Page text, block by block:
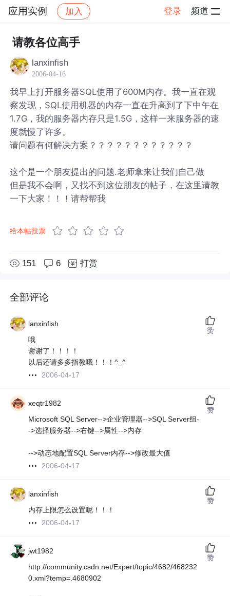
应用实例 加入 登录 频道
社区 应用实例
请教各位高手
lanxinfish
2006-04-16
我早上打开服务器SQL使用了600M内存。我一直在观
察发现，SQL使用机器的内存一直在升高到了下中午在
1.7G，我的服务器内存只是1.5G，这样一来服务器的速
度就慢了许多。
请问题有何解决方案？？？？？？？？？？？？
这个是一个朋友提出的问题.老师拿来让我们自己做
但是我不会啊，又找不到这位朋友的帖子，在这里请教
一下大家！！！请帮帮我
给本帖投票
151 6 打赏
全部评论
lanxinfish
哦
谢谢了！！！！
以后还请多多指教哦！！！^_^
2006-04-17
赞
xeqtr1982
Microsoft SQL Server-->企业管理器-->SQL Server组-
->选择服务器-->右键-->属性-->内存
-->动态地配置SQL Server内存-->修改最大值
2006-04-17
赞
lanxinfish
内存上限怎么设置呢！！！
2006-04-17
赞
jwt1982
http://community.csdn.net/Expert/topic/4682/468232
0.xml?temp=.4680902
赞